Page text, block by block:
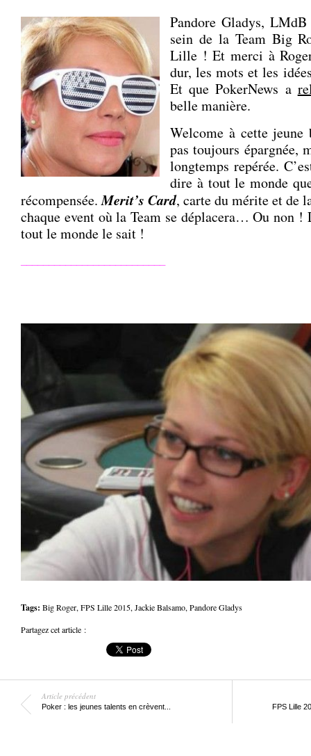
Pandore Gladys,
sein de la Team Big
Lille ! Et merci à
dur, les mots et les
Et que PokerNews a
belle manière.
Welcome à cette jeune
pas toujours épargnée,
longtemps repérée.
dire à tout le monde
récompensée.Merit’s Card, carte du mérite et
chaque event où la Team se déplacera… Ou non !
tout le monde le sait !
Tags: Big Roger,FPS Lille 2015,Jackie Balsamo,Pandore Gladys
Partagez cet article :
Article précédent
Poker : les jeunes talents en crèvent... FPS Lille